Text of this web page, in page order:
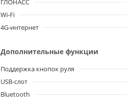
ГЛОНАСС
Wi-Fi
4G-интернет
Дополнительные функции
Поддержка кнопок руля
USB-слот
Bluetooth